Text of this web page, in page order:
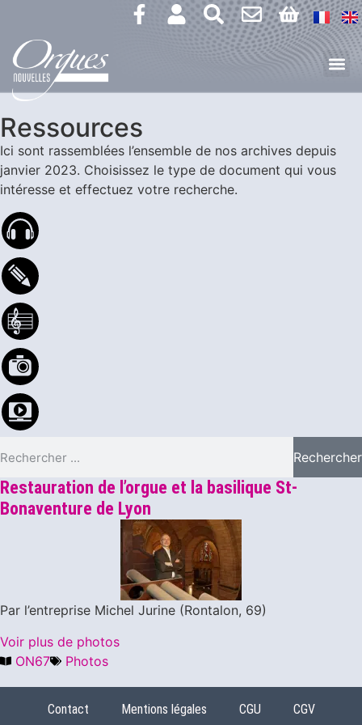
Ressources
Ici sont rassemblées l’ensemble de nos archives depuis
janvier 2023. Choisissez le type de document qui vous
intéresse et effectuez votre recherche.
Rechercher
Restauration de l’orgue et la basilique St-
Bonaventure de Lyon
Par l’entreprise Michel Jurine (Rontalon, 69)
Voir plus de photos
ON67
Photos
Contact Mentions légales CGU CGV